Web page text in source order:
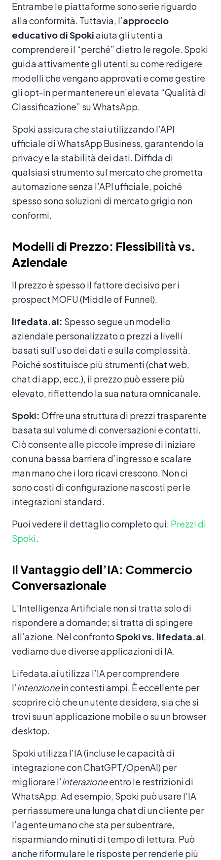
Entrambe le piattaforme sono serie riguardo
alla conformità. Tuttavia, l’approccio
educativo di Spokiaiuta gli utenti a
comprendere il “perché” dietro le regole. Spoki
guida attivamente gli utenti su come redigere
modelli che vengano approvati e come gestire
gli opt-in per mantenere un’elevata “Qualità di
Classificazione” su WhatsApp.
Spoki assicura che stai utilizzando l’API
ufficiale di WhatsApp Business, garantendo la
privacy e la stabilità dei dati. Diffida di
qualsiasi strumento sul mercato che prometta
automazione senza l’API ufficiale, poiché
spesso sono soluzioni di mercato grigio non
conformi.
Modelli di Prezzo: Flessibilità vs.
Aziendale
Il prezzo è spesso il fattore decisivo per i
prospect MOFU (Middle of Funnel).
lifedata.ai: Spesso segue un modello
aziendale personalizzato o prezzi a livelli
basati sull’uso dei dati e sulla complessità.
Poiché sostituisce più strumenti (chat web,
chat di app, ecc.), il prezzo può essere più
elevato, riflettendo la sua natura omnicanale.
Spoki: Offre una struttura di prezzi trasparente
basata sul volume di conversazioni e contatti.
Ciò consente alle piccole imprese di iniziare
con una bassa barriera d’ingresso e scalare
man mano che i loro ricavi crescono. Non ci
sono costi di configurazione nascosti per le
integrazioni standard.
Puoi vedere il dettaglio completo qui: Prezzi di
Spoki.
Il Vantaggio dell’IA: Commercio
Conversazionale
L’Intelligenza Artificiale non si tratta solo di
rispondere a domande; si tratta di spingere
all’azione. Nel confrontoSpoki vs. lifedata.ai,
vediamo due diverse applicazioni di IA.
Lifedata.ai utilizza l’IA per comprendere
l’intenzionein contesti ampi. È eccellente per
scoprire ciò che un utente desidera, sia che si
trovi su un’applicazione mobile o su un browser
desktop.
Spoki utilizza l’IA (incluse le capacità di
integrazione con ChatGPT/OpenAI) per
migliorare l’interazioneentro le restrizioni di
WhatsApp. Ad esempio, Spoki può usare l’IA
per riassumere una lunga chat di un cliente per
l’agente umano che sta per subentrare,
risparmiando minuti di tempo di lettura. Può
anche riformulare le risposte per renderle più